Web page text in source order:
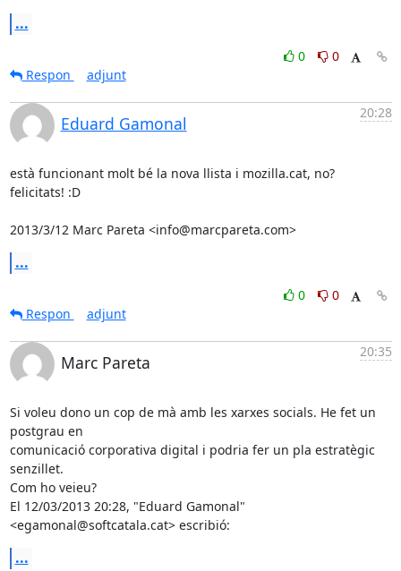
...
0
0
Respon
adjunt
Eduard Gamonal
20:28
està funcionant molt bé la nova llista i mozilla.cat, no?
felicitats! :D
2013/3/12 Marc Pareta <info@marcpareta.com>
...
0
0
Respon
adjunt
Marc Pareta
20:35
Si voleu dono un cop de mà amb les xarxes socials. He fet un
postgrau en
comunicació corporativa digital i podria fer un pla estratègic
senzillet.
Com ho veieu?
El 12/03/2013 20:28, "Eduard Gamonal"
<egamonal@softcatala.cat> escribió:
...